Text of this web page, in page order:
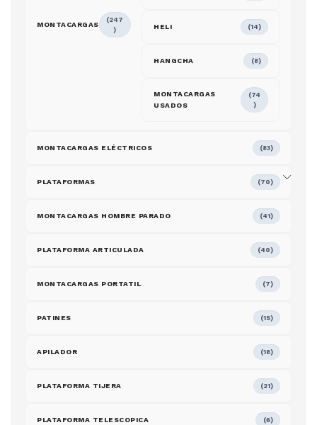
MONTACARGAS
(247
)
HELI (14)
HANGCHA (8)
MONTACARGAS
USADOS
(74
)
MONTACARGAS ELÉCTRICOS (83)
PLATAFORMAS (70)
MONTACARGAS HOMBRE PARADO (41)
PLATAFORMA ARTICULADA (40)
MONTACARGAS PORTATIL (7)
PATINES (15)
APILADOR (18)
PLATAFORMA TIJERA (21)
PLATAFORMA TELESCOPICA (6)